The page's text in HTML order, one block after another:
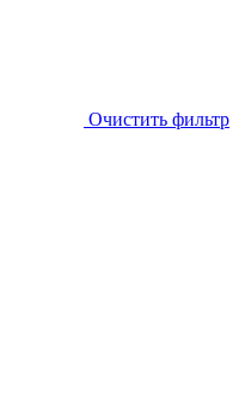
Очистить фильтр